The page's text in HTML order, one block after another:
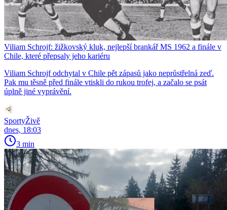
Viliam Schrojf: žižkovský kluk, nejlepší brankář MS 1962 a finále v
Chile, které přepsaly jeho kariéru
Viliam Schrojf odchytal v Chile pět zápasů jako neprůstřelná zeď.
Pak mu těsně před finále vtiskli do rukou trofej, a začalo se psát
úplně jiné vyprávění.
SportyŽivě
dnes, 18:03
3 min